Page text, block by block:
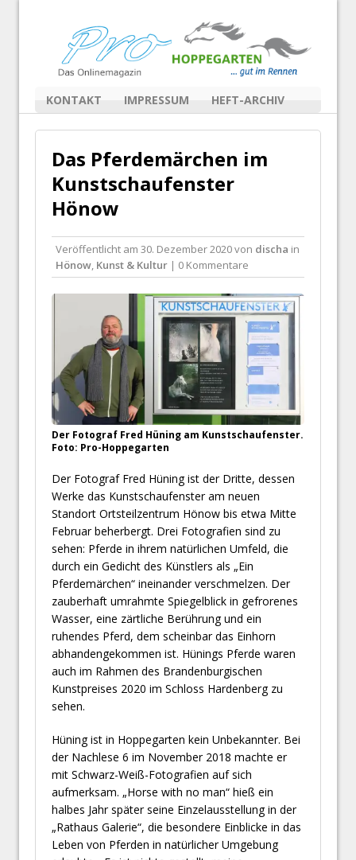
KONTAKT IMPRESSUM HEFT-ARCHIV
Das Pferdemärchen im
Kunstschaufenster
Hönow
Veröffentlicht am 30. Dezember 2020von discha in
Hönow, Kunst & Kultur | 0 Kommentare
Der Fotograf Fred Hüning am Kunstschaufenster.
Foto: Pro-Hoppegarten
Der Fotograf Fred Hüning ist der Dritte, dessen
Werke das Kunstschaufenster am neuen
Standort Ortsteilzentrum Hönow bis etwa Mitte
Februar beherbergt. Drei Fotografien sind zu
sehen: Pferde in ihrem natürlichen Umfeld, die
durch ein Gedicht des Künstlers als „Ein
Pferdemärchen“ ineinander verschmelzen. Der
zauberhaft umrahmte Spiegelblick in gefrorenes
Wasser, eine zärtliche Berührung und ein
ruhendes Pferd, dem scheinbar das Einhorn
abhandengekommen ist. Hünings Pferde waren
auch im Rahmen des Brandenburgischen
Kunstpreises 2020 im Schloss Hardenberg zu
sehen.
Hüning ist in Hoppegarten kein Unbekannter. Bei
der Nachlese 6 im November 2018 machte er
mit Schwarz-Weiß-Fotografien auf sich
aufmerksam. „Horse with no man“ hieß ein
halbes Jahr später seine Einzelausstellung in der
„Rathaus Galerie“, die besondere Einblicke in das
Leben von Pferden in natürlicher Umgebung